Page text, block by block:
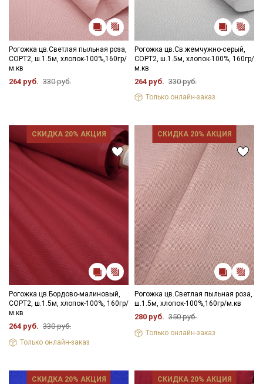
Рогожка цв.Светлая пыльная роза,
СОРТ2, ш.1.5м, хлопок-100%,160гр/
м.кв
264 руб. 330 руб.
Рогожка цв.Св.жемчужно-серый,
СОРТ2, ш.1.5м, хлопок-100%, 160гр/
м.кв
264 руб. 330 руб.
Только онлайн-заказ
СКИДКА 20% АКЦИЯ
Рогожка цв.Бордово-малиновый,
СОРТ2, ш.1.5м, хлопок-100%, 160гр/
м.кв
264 руб. 330 руб.
Только онлайн-заказ
СКИДКА 20% АКЦИЯ
Рогожка цв.Светлая пыльная роза,
ш.1.5м, хлопок-100%,160гр/м.кв
280 руб. 350 руб.
Только онлайн-заказ
СКИДКА 20% АКЦИЯ СКИДКА 20% АКЦИЯ